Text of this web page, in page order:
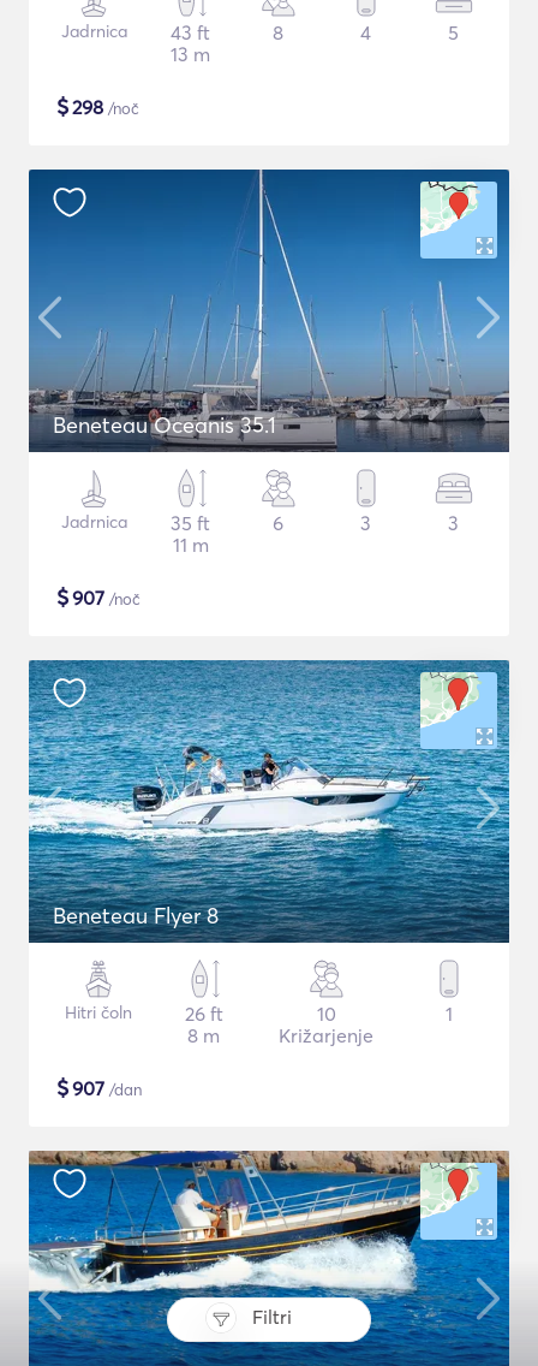
Filtri
Jadrnica
43 ft
13 m
8 4 5
$298 /noč
Beneteau Oceanis 35.1
Jadrnica
35 ft
11 m
6 3 3
$907 /noč
Beneteau Flyer 8
Hitri čoln
26 ft
8 m
10
Križarjenje
1
$907 /dan